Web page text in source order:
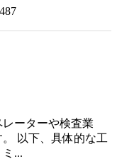
ーターや検査業
以下、具体的な工
...